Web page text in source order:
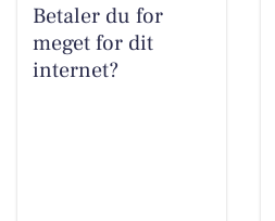
Betaler du for
meget for dit
internet?